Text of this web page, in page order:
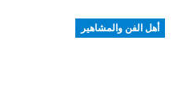
أهل الفن والمشاهير